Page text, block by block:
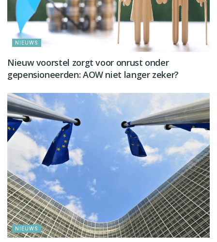
NIEUWS
Nieuw voorstel zorgt voor onrust onder
gepensioneerden: AOW niet langer zeker?
NIEUWS